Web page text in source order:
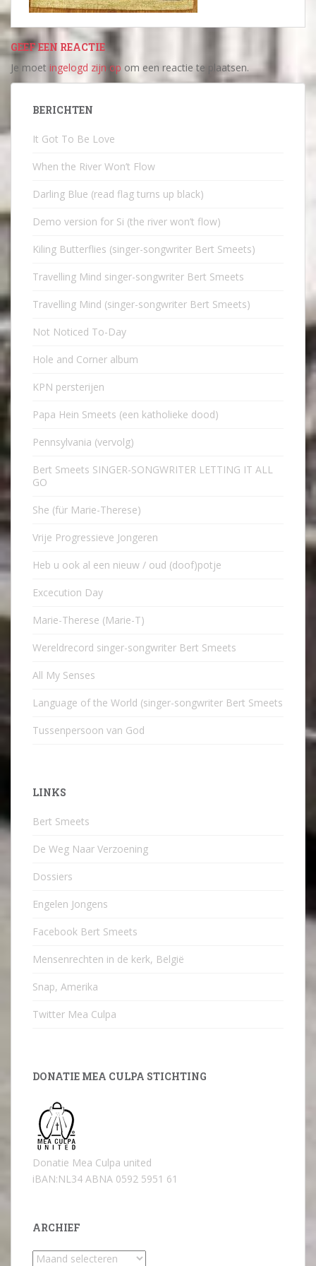
GEEF EEN REACTIE
Je moet ingelogd zijn op om een reactie te plaatsen.
BERICHTEN
It Got To Be Love
When the River Won’t Flow
Darling Blue (read flag turns up black)
Demo version for Si (the river won’t flow)
Kiling Butterflies (singer-songwriter Bert Smeets)
Travelling Mind singer-songwriter Bert Smeets
Travelling Mind (singer-songwriter Bert Smeets)
Not Noticed To-Day
Hole and Corner album
KPN persterijen
Papa Hein Smeets (een katholieke dood)
Pennsylvania (vervolg)
Bert Smeets SINGER-SONGWRITER LETTING IT ALL
GO
She (für Marie-Therese)
Vrije Progressieve Jongeren
Heb u ook al een nieuw / oud (doof)potje
Excecution Day
Marie-Therese (Marie-T)
Wereldrecord singer-songwriter Bert Smeets
All My Senses
Language of the World (singer-songwriter Bert Smeets
Tussenpersoon van God
LINKS
Bert Smeets
De Weg Naar Verzoening
Dossiers
Engelen Jongens
Facebook Bert Smeets
Mensenrechten in de kerk, België
Snap, Amerika
Twitter Mea Culpa
DONATIE MEA CULPA STICHTING
Donatie Mea Culpa united
iBAN:NL34 ABNA 0592 5951 61
ARCHIEF
Archief